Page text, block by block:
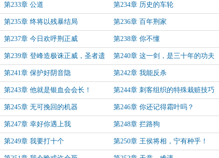
第233章 公道 第234章 历史的车轮
第235章 终将以残暴结局 第236章 百年荆家
第237章 今日欢呼荆正威 第238章 你不懂
第239章 登峰造极诛正威，圣者遗
物初显威
第240章 这一剑，是三十年的功夫
第241章 保护好阴音隐 第242章 我能反杀
第243章 他就是银血会会长！ 第244章 刺客组织的特殊栽赃技巧
（3/3）
第245章 无可挽回的机器 第246章 你还记得霜叶吗？
第247章 幸好你遇上我 第248章 拦路狗
第249章 我要打十个 第250章 王侯将相，宁有种乎！